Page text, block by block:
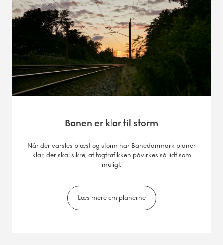
Banen er klar til storm
Når der varsles blæst og storm har Banedanmark planer
klar, der skal sikre, at togtrafikken påvirkes så lidt som
muligt.
Læs mere om planerne